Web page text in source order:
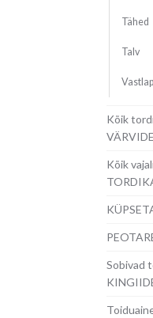
Tähed
Talv
Kõik
Kõik
Sobivad